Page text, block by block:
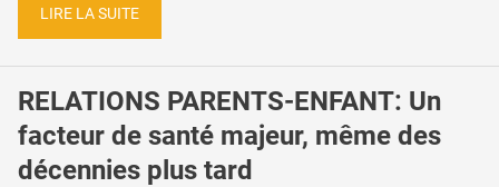
LIRE LA SUITE
RELATIONS PARENTS-ENFANT: Un
facteur de santé majeur, même des
décennies plus tard